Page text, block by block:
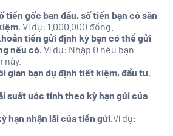
tiền gốc ban đầu, số tiền bạn có sẵn
Ví dụ: 1.000.000 đồng.
tiền gửi định kỳ bạn có thể gửi
nếu có. Ví dụ: Nhập 0 nếu bạn
này.
gian bạn dự định tiết kiệm, đầu tư.
suất ước tính theo kỳ hạn gửi của
hạn nhận lãi của tiền gửi. Ví dụ: